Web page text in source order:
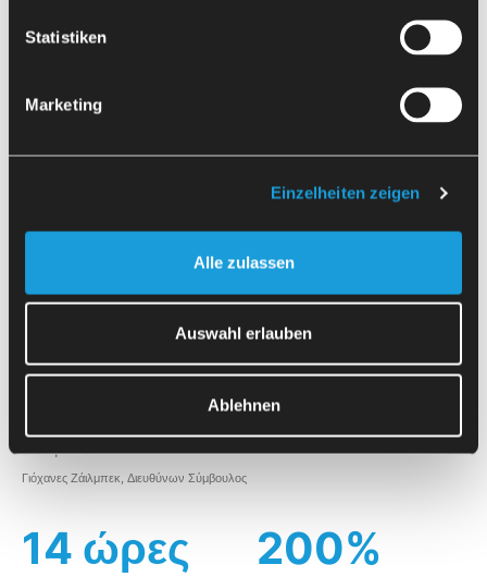
Statistiken
Marketing
Einzelheiten zeigen
Alle zulassen
Auswahl erlauben
Ablehnen
μας στη μονάδα. Αυτό αποτελεί ταυτόχρονα επιτυχία και κίνητρο.
Γι' αυτό επενδύσαμε πρόσφατα σε ένα νέο μηχάνη κατεργασίας
Γιόχανες Ζάιλμπεκ, Διευθύνων Σύμβουλος
14 ώρες 200%